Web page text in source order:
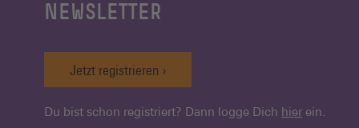
NEWSLETTER
Jetzt registrieren
Du bist schon registriert? Dann logge Dich hier ein.